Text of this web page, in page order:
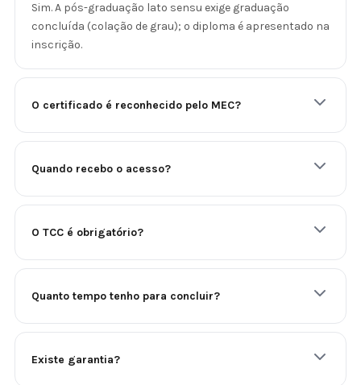
Sim. A pós-graduação lato sensu exige graduação
concluída (colação de grau); o diploma é apresentado na
inscrição.
O certificado é reconhecido pelo MEC?
Quando recebo o acesso?
O TCC é obrigatório?
Quanto tempo tenho para concluir?
Existe garantia?